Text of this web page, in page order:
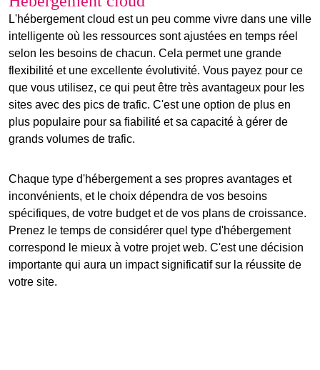
L'hébergement cloud est un peu comme vivre dans une ville
intelligente où les ressources sont ajustées en temps réel
selon les besoins de chacun. Cela permet une grande
flexibilité et une excellente évolutivité. Vous payez pour ce
que vous utilisez, ce qui peut être très avantageux pour les
sites avec des pics de trafic. C'est une option de plus en
plus populaire pour sa fiabilité et sa capacité à gérer de
grands volumes de trafic.
Chaque type d'hébergement a ses propres avantages et
inconvénients, et le choix dépendra de vos besoins
spécifiques, de votre budget et de vos plans de croissance.
Prenez le temps de considérer quel type d'hébergement
correspond le mieux à votre projet web. C'est une décision
importante qui aura un impact significatif sur la réussite de
votre site.